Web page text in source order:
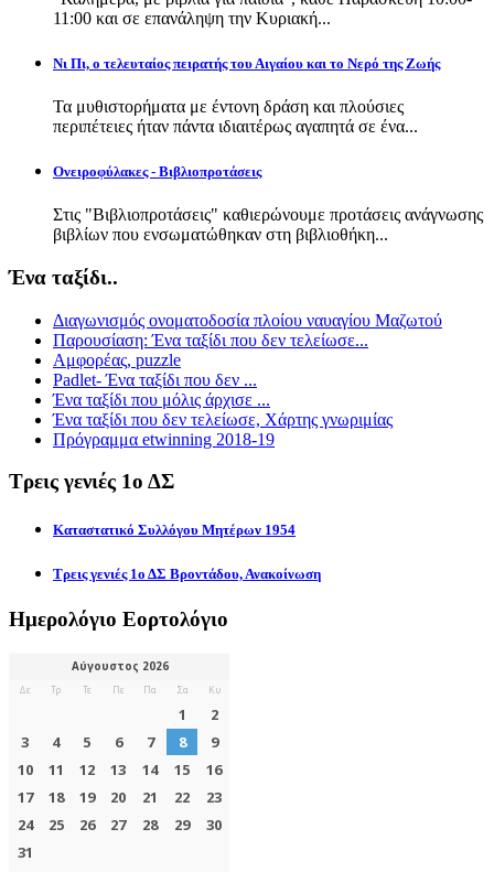
11:00 και σε επανάληψη την Κυριακή...
Νι Πι, ο τελευταίος πειρατής του Αιγαίου και το Νερό της Ζωής
Τα μυθιστορήματα με έντονη δράση και πλούσιες
περιπέτειες ήταν πάντα ιδιαιτέρως αγαπητά σε ένα...
Ονειροφύλακες - Βιβλιοπροτάσεις
Στις "Βιβλιοπροτάσεις" καθιερώνουμε προτάσεις ανάγνωσης
βιβλίων που ενσωματώθηκαν στη βιβλιοθήκη...
Ένα ταξίδι..
Διαγωνισμός ονοματοδοσία πλοίου ναυαγίου Μαζωτού
Παρουσίαση: Ένα ταξίδι που δεν τελείωσε...
Αμφορέας, puzzle
Padlet- Ένα ταξίδι που δεν ...
Ένα ταξίδι που μόλις άρχισε ...
Ένα ταξίδι που δεν τελείωσε, Χάρτης γνωριμίας
Πρόγραμμα etwinning 2018-19
Τρεις γενιές 1ο ΔΣ
Καταστατικό Συλλόγου Μητέρων 1954
Τρεις γενιές 1ο ΔΣ Βροντάδου, Ανακοίνωση
Ημερολόγιο Εορτολόγιο